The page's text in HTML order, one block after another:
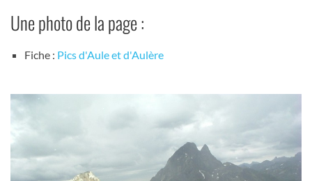
Une photo de la page :
Fiche : Pics d'Aule et d'Aulère